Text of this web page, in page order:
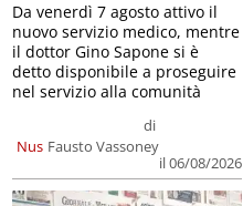
Nus
di
Fausto Vassoney
il 06/08/2026
Da venerdì 7 agosto attivo il
nuovo servizio medico, mentre
il dottor Gino Sapone si è
detto disponibile a proseguire
nel servizio alla comunità